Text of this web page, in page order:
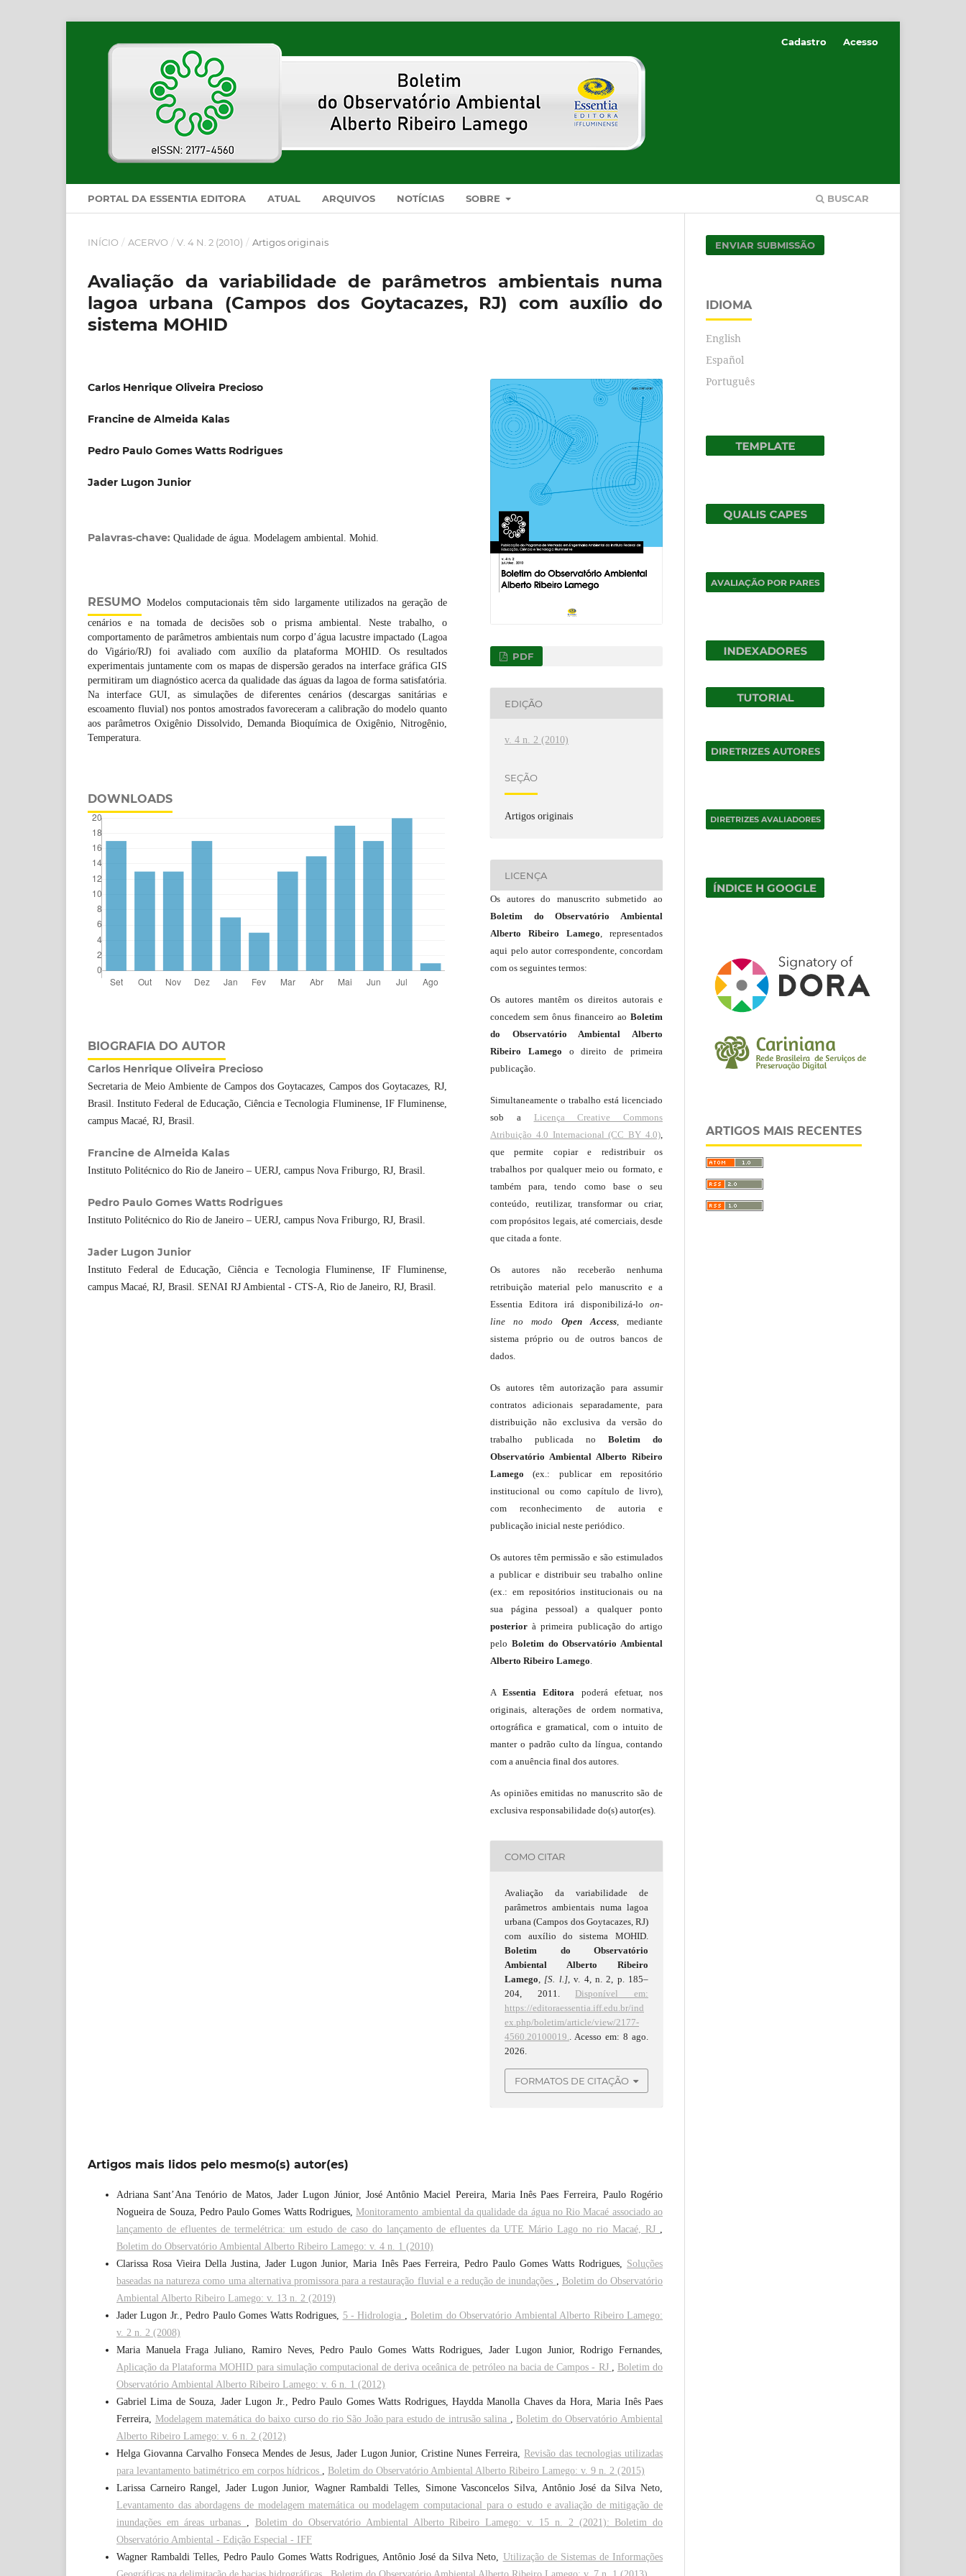
PORTAL DA ESSENTIA EDITORA ATUAL ARQUIVOS NOTÍCIAS SOBRE BUSCAR
Cadastro Acesso
INÍCIO / ACERVO / V. 4 N. 2 (2010) / Artigos originais
Avaliação da variabilidade de parâmetros ambientais numa
lagoa urbana (Campos dos Goytacazes, RJ) com auxílio do
sistema MOHID
Carlos Henrique Oliveira Precioso
Francine de Almeida Kalas
Pedro Paulo Gomes Watts Rodrigues
Jader Lugon Junior
Palavras-chave: Qualidade de água. Modelagem ambiental. Mohid.
RESUMO Modelos computacionais têm sido largamente utilizados na geração de
cenários e na tomada de decisões sob o prisma ambiental. Neste trabalho, o
comportamento de parâmetros ambientais num corpo d’água lacustre impactado (Lagoa
do Vigário/RJ) foi avaliado com auxílio da plataforma MOHID. Os resultados
experimentais juntamente com os mapas de dispersão gerados na interface gráfica GIS
permitiram um diagnóstico acerca da qualidade das águas da lagoa de forma satisfatória.
Na interface GUI, as simulações de diferentes cenários (descargas sanitárias e
escoamento fluvial) nos pontos amostrados favoreceram a calibração do modelo quanto
aos parâmetros Oxigênio Dissolvido, Demanda Bioquímica de Oxigênio, Nitrogênio,
Temperatura.
DOWNLOADS
BIOGRAFIA DO AUTOR
Carlos Henrique Oliveira Precioso
Secretaria de Meio Ambiente de Campos dos Goytacazes, Campos dos Goytacazes, RJ,
Brasil. Instituto Federal de Educação, Ciência e Tecnologia Fluminense, IF Fluminense,
campus Macaé, RJ, Brasil.
Francine de Almeida Kalas
Instituto Politécnico do Rio de Janeiro – UERJ, campus Nova Friburgo, RJ, Brasil.
Pedro Paulo Gomes Watts Rodrigues
Instituto Politécnico do Rio de Janeiro – UERJ, campus Nova Friburgo, RJ, Brasil.
Jader Lugon Junior
Instituto Federal de Educação, Ciência e Tecnologia Fluminense, IF Fluminense,
campus Macaé, RJ, Brasil. SENAI RJ Ambiental - CTS-A, Rio de Janeiro, RJ, Brasil.
PDF
EDIÇÃO
v. 4 n. 2 (2010)
SEÇÃO
Artigos originais
LICENÇA
Os autores do manuscrito submetido ao
Boletim do Observatório Ambiental
Alberto Ribeiro Lamego, representados
aqui pelo autor correspondente, concordam
com os seguintes termos:
Os autores mantêm os direitos autorais e
concedem sem ônus financeiro ao Boletim
do Observatório Ambiental Alberto
Ribeiro Lamego o direito de primeira
publicação.
Simultaneamente o trabalho está licenciado
sob a Licença Creative Commons
Atribuição 4.0 Internacional (CC BY 4.0),
que permite copiar e redistribuir os
trabalhos por qualquer meio ou formato, e
também para, tendo como base o seu
conteúdo, reutilizar, transformar ou criar,
com propósitos legais, até comerciais, desde
que citada a fonte.
Os autores não receberão nenhuma
retribuição material pelo manuscrito e a
Essentia Editora irá disponibilizá-lo on-
line
no modo Open Access, mediante
sistema próprio ou de outros bancos de
dados.
Os autores têm autorização para assumir
contratos adicionais separadamente, para
distribuição não exclusiva da versão do
trabalho publicada no Boletim do
Observatório Ambiental Alberto Ribeiro
Lamego (ex.: publicar em repositório
institucional ou como capítulo de livro),
com reconhecimento de autoria e
publicação inicial neste periódico.
Os autores têm permissão e são estimulados
a publicar e distribuir seu trabalho online
(ex.: em repositórios institucionais ou na
sua página pessoal) a qualquer ponto
posterior à primeira publicação do artigo
pelo Boletim do Observatório Ambiental
Alberto Ribeiro Lamego.
AEssentia Editora poderá efetuar, nos
originais, alterações de ordem normativa,
ortográfica e gramatical, com o intuito de
manter o padrão culto da língua, contando
com a anuência final dos autores.
As opiniões emitidas no manuscrito são de
exclusiva responsabilidade do(s) autor(es).
COMO CITAR
Avaliação da variabilidade de
parâmetros ambientais numa lagoa
urbana (Campos dos Goytacazes, RJ)
com auxílio do sistema MOHID.
Boletim do Observatório
Ambiental Alberto Ribeiro
Lamego, [S. l.], v. 4, n. 2, p. 185–
204, 2011. Disponível em:
https://editoraessentia.iff.edu.br/ind
ex.php/boletim/article/view/2177-
4560.20100019.. Acesso em: 8 ago.
2026.
FORMATOS DE CITAÇÃO
Artigos mais lidos pelo mesmo(s) autor(es)
Adriana Sant’Ana Tenório de Matos, Jader Lugon Júnior, José Antônio Maciel Pereira, Maria Inês Paes Ferreira, Paulo Rogério
Nogueira de Souza, Pedro Paulo Gomes Watts Rodrigues, Monitoramento ambiental da qualidade da água no Rio Macaé associado ao
lançamento de efluentes de termelétrica: um estudo de caso do lançamento de efluentes da UTE Mário Lago no rio Macaé, RJ ,
Boletim do Observatório Ambiental Alberto Ribeiro Lamego: v. 4 n. 1 (2010)
Clarissa Rosa Vieira Della Justina, Jader Lugon Junior, Maria Inês Paes Ferreira, Pedro Paulo Gomes Watts Rodrigues, Soluções
baseadas na natureza como uma alternativa promissora para a restauração fluvial e a redução de inundações , Boletim do Observatório
Ambiental Alberto Ribeiro Lamego: v. 13 n. 2 (2019)
Jader Lugon Jr., Pedro Paulo Gomes Watts Rodrigues, 5 - Hidrologia , Boletim do Observatório Ambiental Alberto Ribeiro Lamego:
v. 2 n. 2 (2008)
Maria Manuela Fraga Juliano, Ramiro Neves, Pedro Paulo Gomes Watts Rodrigues, Jader Lugon Junior, Rodrigo Fernandes,
Aplicação da Plataforma MOHID para simulação computacional de deriva oceânica de petróleo na bacia de Campos - RJ , Boletim do
Observatório Ambiental Alberto Ribeiro Lamego: v. 6 n. 1 (2012)
Gabriel Lima de Souza, Jader Lugon Jr., Pedro Paulo Gomes Watts Rodrigues, Haydda Manolla Chaves da Hora, Maria Inês Paes
Ferreira, Modelagem matemática do baixo curso do rio São João para estudo de intrusão salina , Boletim do Observatório Ambiental
Alberto Ribeiro Lamego: v. 6 n. 2 (2012)
Helga Giovanna Carvalho Fonseca Mendes de Jesus, Jader Lugon Junior, Cristine Nunes Ferreira, Revisão das tecnologias utilizadas
para levantamento batimétrico em corpos hídricos , Boletim do Observatório Ambiental Alberto Ribeiro Lamego: v. 9 n. 2 (2015)
Larissa Carneiro Rangel, Jader Lugon Junior, Wagner Rambaldi Telles, Simone Vasconcelos Silva, Antônio José da Silva Neto,
Levantamento das abordagens de modelagem matemática ou modelagem computacional para o estudo e avaliação de mitigação de
inundações em áreas urbanas , Boletim do Observatório Ambiental Alberto Ribeiro Lamego: v. 15 n. 2 (2021): Boletim do
Observatório Ambiental - Edição Especial - IFF
Wagner Rambaldi Telles, Pedro Paulo Gomes Watts Rodrigues, Antônio José da Silva Neto, Utilização de Sistemas de Informações
ENVIAR SUBMISSÃO
IDIOMA
English
Español
Português
ARTIGOS MAIS RECENTES